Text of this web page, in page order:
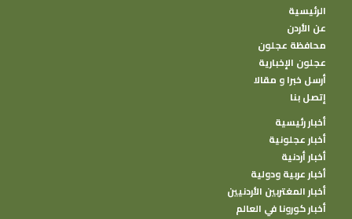
الرئيسية
عن الأردن
محافظة عجلون
عجلون الإخبارية
أرسل خبرا و مقالا
إتصل بنا
أخبار رئيسية
أخبار عجلونية
أخبار أردنية
أخبار عربية ودولية
أخبار المغتربين الأردنيين
أخبار كورونا في العالم